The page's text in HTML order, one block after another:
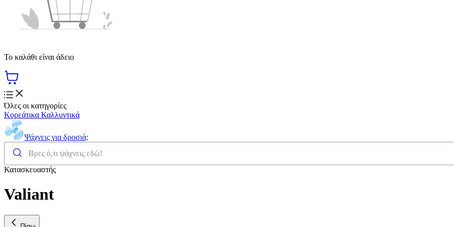
Το καλάθι είναι άδειο
Όλες οι κατηγορίες
Κορεάτικα Καλλυντικά
Ψάχνεις για δροσιά;
Κατασκευαστής
Valiant